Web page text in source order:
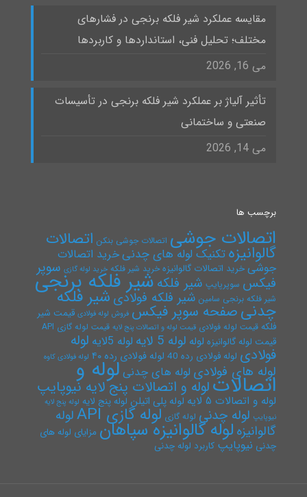
مقایسه عملکرد شیر فلکه برنجی در فشارهای
مختلف؛ تحلیل فنی، استانداردها و کاربردها
می 16, 2026
تأثیر آلیاژ بر عملکرد شیر فلکه برنجی در تأسیسات
صنعتی و ساختمانی
می 14, 2026
برچسب ها
اتصالات جوشی اتصالات جوشی بنکن اتصالات
گالوانیزهتکنیک لوله های چدنیخرید اتصالات
جوشیخرید اتصالات گالوانیزه خرید شیر فلکه خرید لوله گازی سوپر
فیکس سوپرپایپ شیر فلکه شیر فلکه برنجی
شیر فلکه برنجی سامین شیر فلکه فولادی شیر فلکه
چدنیصفحه سوپر فیکس فروش لوله فولادی قیمت شیر
فلکه قیمت لوله فولادی قیمت لوله و اتصالات پنج لایه قیمت لوله گازی API
قیمت لوله گالوانیزه لوله لوله 5 لایه لوله 5لایه لوله
فولادی لوله فولادی رده 40 لوله فولادی رده ۴۰ لوله فولادی کاوه
لوله های فولادی لوله های چدنی لوله و اتصالاتلوله و اتصالات پنج لایه نیوپایپ
لوله و اتصالات ۵ لایه لوله پلی اتیلن لوله پنج لایه لوله پنج لایه
نیوپایپ لوله چدنی لوله گازی لوله گازی API لوله
گالوانیزه لوله گالوانیزه سپاهان مزایای لوله های
چدنی نیوپایپ کاربرد لوله چدنی